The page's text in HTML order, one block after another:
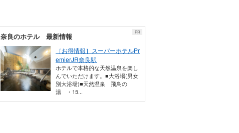
PR
奈良のホテル 最新情報
［お得情報］スーパーホテルPr
emierJR奈良駅
ホテルで本格的な天然温泉を楽し
んでいただけます。■大浴場(男女
別大浴場)■天然温泉 飛鳥の
湯 ・15...